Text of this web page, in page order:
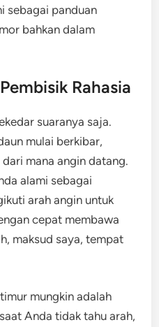
sebagai panduan
bahkan dalam
Rahasia
suaranya saja.
mulai berkibar,
mana angin datang.
alami sebagai
arah angin untuk
cepat membawa
maksud saya, tempat
mungkin adalah
Anda tidak tahu arah,